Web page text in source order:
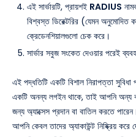
এই সার্ভারটি, প্রায়শই RADIUS
বিশ্বস্ত ডিরেক্টরির (যেমন অনুমোদিত
ক্রেডেনশিয়ালগুলো চেক করে।
সার্ভার সবুজ সংকেত দেওয়ার পরেই
এই পদ্ধতিটি একটি বিশাল নিরাপত্তা সুবিধা
একটি অনন্য লগইন থাকে, তাই আপনি অন্য
জন্য অ্যাক্সেস প্রদান বা বাতিল করতে
আপনি কেবল তাদের অ্যাকাউন্ট নিষ্ক্রিয় করে